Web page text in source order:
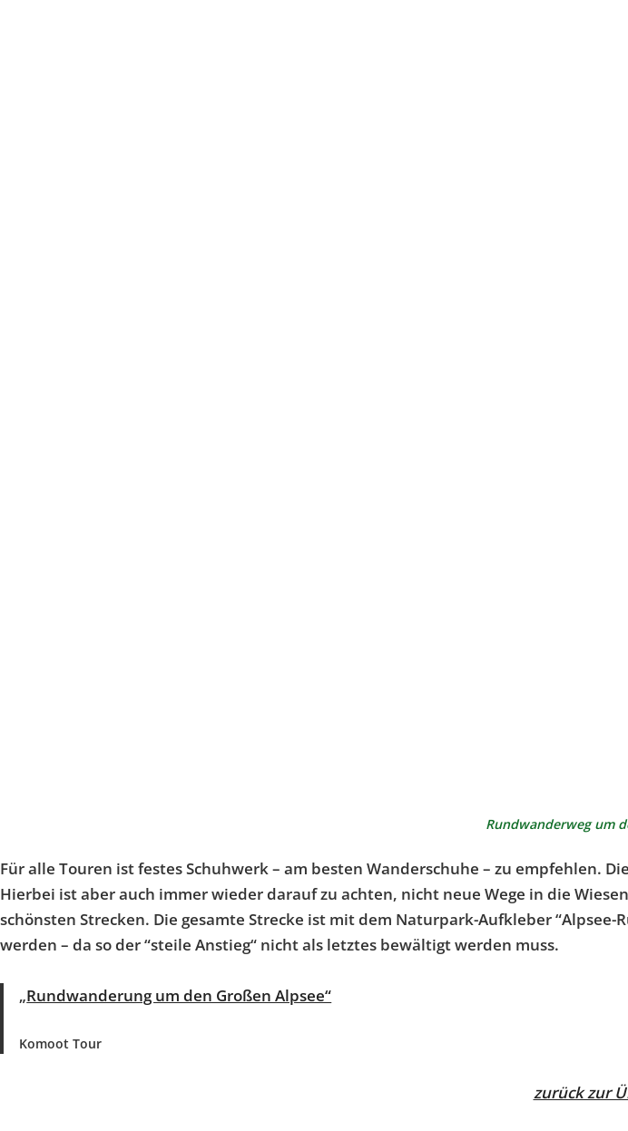
Rundwanderweg um
Für alle Touren ist festes Schuhwerk – am besten Wanderschuhe – zu empfehlen.
Hierbei ist aber auch immer wieder darauf zu achten, nicht neue Wege in die
schönsten Strecken. Die gesamte Strecke ist mit dem Naturpark-Aufkleber
werden – da so der “steile Anstieg“ nicht als letztes bewältigt werden muss.
„Rundwanderung um den Großen Alpsee“
Komoot Tour
zurück zur